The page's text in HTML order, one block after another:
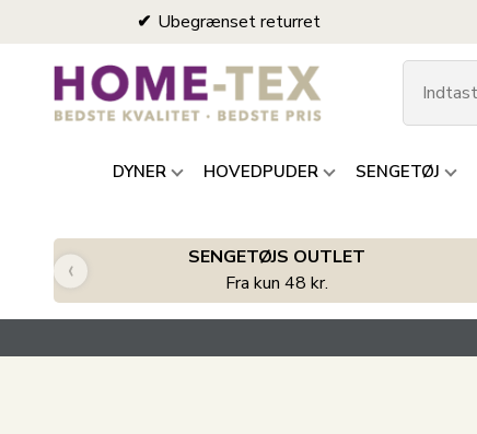
Ubegrænset returret
DYNER HOVEDPUDER SENGETØJ
SENGETØJS OUTLET
Fra kun 48 kr.
‹